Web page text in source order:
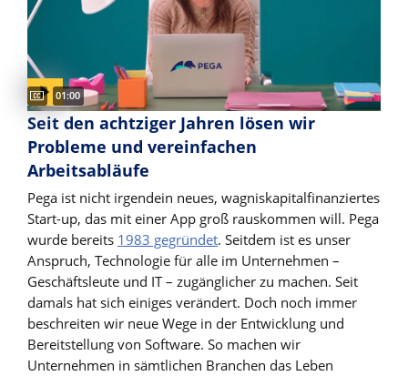
Video duration:
01:00
Captions available
Seit den achtziger Jahren lösen wir
Probleme und vereinfachen
Arbeitsabläufe
Pega ist nicht irgendein neues, wagniskapitalfinanziertes
Start-up, das mit einer App groß rauskommen will. Pega
wurde bereits 1983 gegründet. Seitdem ist es unser
Anspruch, Technologie für alle im Unternehmen –
Geschäftsleute und IT – zugänglicher zu machen. Seit
damals hat sich einiges verändert. Doch noch immer
beschreiten wir neue Wege in der Entwicklung und
Bereitstellung von Software. So machen wir
Unternehmen in sämtlichen Branchen das Leben